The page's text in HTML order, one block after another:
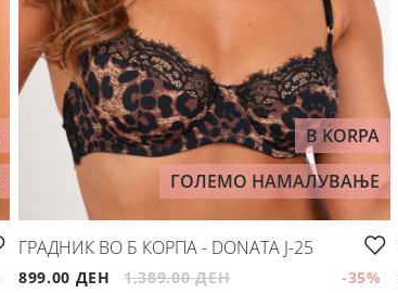
B KORPA
ГОЛЕМО НАМАЛУВАЊЕ
ГРАДНИК ВО Б КОРПА - DONATA Ј-25
899.00 ДЕН 1,389.00 ДЕН -35%